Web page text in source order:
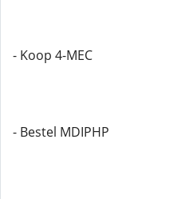
- Koop 4-MEC
- Bestel MDIPHP